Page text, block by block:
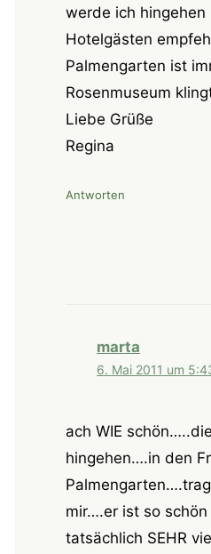
werde ich
Hotelgästen
Palmengarten ist
Rosenmuseum
Liebe Grüße
Regina
Antworten
marta
6. Mai 2011 um
ach WIE
hingehen….in den
mir….er ist so
tatsächlich SEHR